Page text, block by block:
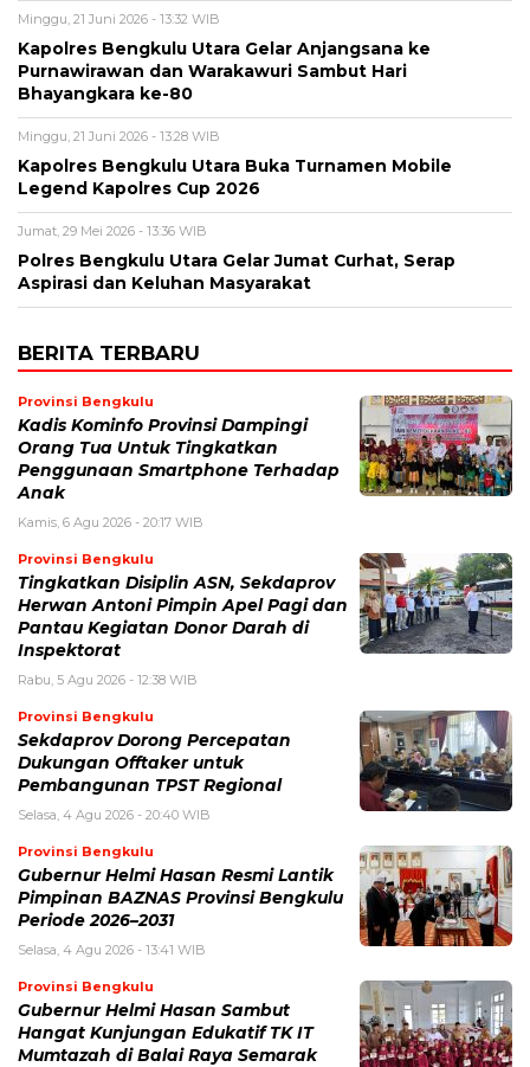
Minggu, 21 Juni 2026 - 13:32 WIB
Kapolres Bengkulu Utara Gelar Anjangsana ke
Purnawirawan dan Warakawuri Sambut Hari
Bhayangkara ke-80
Minggu, 21 Juni 2026 - 13:28 WIB
Kapolres Bengkulu Utara Buka Turnamen Mobile
Legend Kapolres Cup 2026
Jumat, 29 Mei 2026 - 13:36 WIB
Polres Bengkulu Utara Gelar Jumat Curhat, Serap
Aspirasi dan Keluhan Masyarakat
BERITA TERBARU
Provinsi Bengkulu
Kadis Kominfo Provinsi Dampingi
Orang Tua Untuk Tingkatkan
Penggunaan Smartphone Terhadap
Anak
Kamis, 6 Agu 2026 - 20:17 WIB
Provinsi Bengkulu
Tingkatkan Disiplin ASN, Sekdaprov
Herwan Antoni Pimpin Apel Pagi dan
Pantau Kegiatan Donor Darah di
Inspektorat
Rabu, 5 Agu 2026 - 12:38 WIB
Provinsi Bengkulu
Sekdaprov Dorong Percepatan
Dukungan Offtaker untuk
Pembangunan TPST Regional
Selasa, 4 Agu 2026 - 20:40 WIB
Provinsi Bengkulu
Gubernur Helmi Hasan Resmi Lantik
Pimpinan BAZNAS Provinsi Bengkulu
Periode 2026–2031
Selasa, 4 Agu 2026 - 13:41 WIB
Provinsi Bengkulu
Gubernur Helmi Hasan Sambut
Hangat Kunjungan Edukatif TK IT
Mumtazah di Balai Raya Semarak